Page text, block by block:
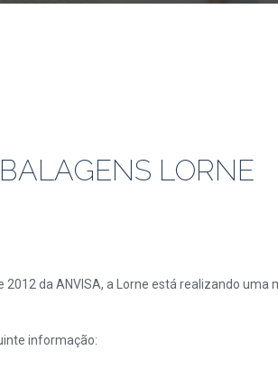
LORNE
2012 da ANVISA, a Lorne está realizando
informação: